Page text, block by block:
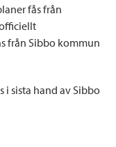
fås från
från Sibbo kommun
i sista hand av Sibbo